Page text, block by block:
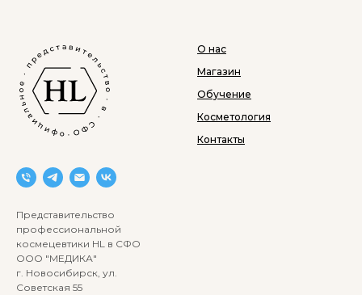
Представительство
профессиональной
космецевтики HL в СФО
ООО "МЕДИКА"
г. Новосибирск, ул.
Советская 55
О нас
Магазин
Обучение
Косметология
Контакты